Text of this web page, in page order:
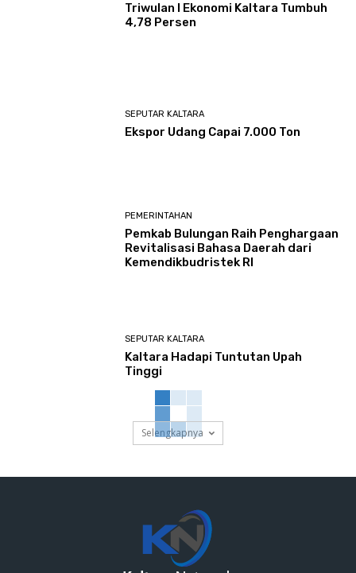
Triwulan I Ekonomi Kaltara Tumbuh
4,78 Persen
SEPUTAR KALTARA
Ekspor Udang Capai 7.000 Ton
PEMERINTAHAN
Pemkab Bulungan Raih Penghargaan
Revitalisasi Bahasa Daerah dari
Kemendikbudristek RI
SEPUTAR KALTARA
Kaltara Hadapi Tuntutan Upah
Tinggi
Selengkapnya